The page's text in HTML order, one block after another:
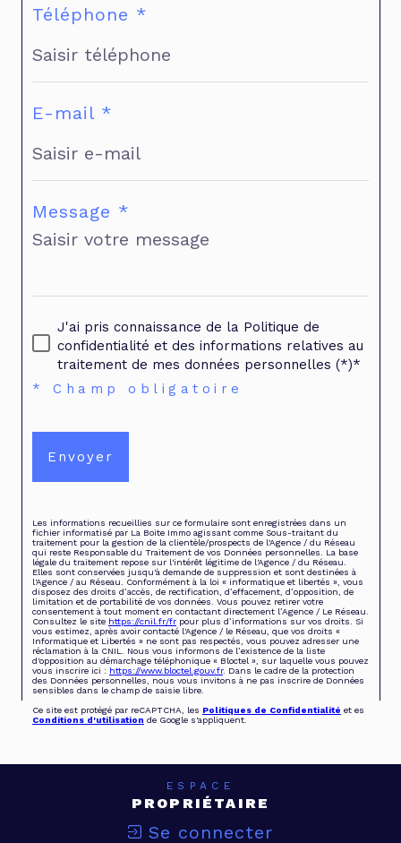
Téléphone *
E-mail *
Message *
J'ai pris connaissance de la Politique de
confidentialité et des informations relatives au
traitement de mes données personnelles (*)*
* Champ obligatoire
Envoyer
Les informations recueillies sur ce formulaire sont enregistrées dans un
fichier informatisé par La Boite Immo agissant comme Sous-traitant du
traitement pour la gestion de la clientèle/prospects de l'Agence / du Réseau
qui reste Responsable du Traitement de vos Données personnelles. La base
légale du traitement repose sur l'intérêt légitime de l'Agence / du Réseau.
Elles sont conservées jusqu'à demande de suppression et sont destinées à
l'Agence / au Réseau. Conformément à la loi « informatique et libertés », vous
disposez des droits d’accès, de rectification, d’effacement, d’opposition, de
limitation et de portabilité de vos données. Vous pouvez retirer votre
consentement à tout moment en contactant directement l’Agence / Le Réseau.
Consultez le site https://cnil.fr/fr pour plus d’informations sur vos droits. Si
vous estimez, après avoir contacté l'Agence / le Réseau, que vos droits «
Informatique et Libertés » ne sont pas respectés, vous pouvez adresser une
réclamation à la CNIL. Nous vous informons de l’existence de la liste
d'opposition au démarchage téléphonique « Bloctel », sur laquelle vous pouvez
vous inscrire ici : https://www.bloctel.gouv.fr. Dans le cadre de la protection
des Données personnelles, nous vous invitons à ne pas inscrire de Données
sensibles dans le champ de saisie libre.
Ce site est protégé par reCAPTCHA, les Politiques de Confidentialité et es
Conditions d'utilisation de Google s'appliquent.
ESPACE
PROPRIÉTAIRE
Se connecter